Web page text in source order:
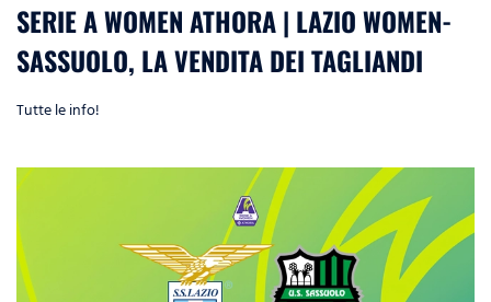
SERIE A WOMEN ATHORA | LAZIO WOMEN-
SASSUOLO, LA VENDITA DEI TAGLIANDI
Tutte le info!